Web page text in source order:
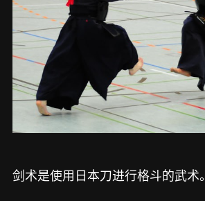
剑术是使用日本刀进行格斗的武术。